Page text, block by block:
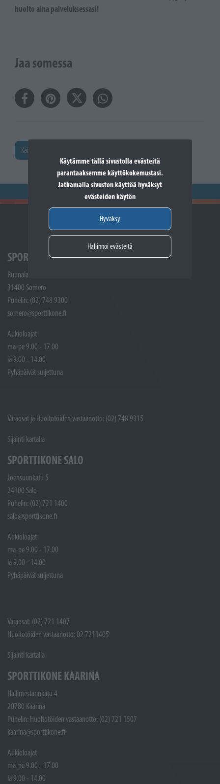
Käytämme tällä sivustolla evästeitä
parantaaksemme käyttökokemustasi.
Jatkamalla sivuston käyttöä hyväksyt
evästeiden käytön
Hyväksy
Hallinnoi evästeitä
huolto aina palveluksessasi!
Jaa somessa
Kaikki artikkelit
SPORTTIKONE SOMERO
Ruunalantie 5
31400 Somero
Puhelin: (02) 748 9300
somero@sporttikone.fi
Aukioloajat
ma-pe 9.00 - 17.00
la 9.00 - 14.00
Pyhäpäivät suljettuna
Varaosat ja Huoltotöiden vastaanotto: (02) 748 9315
Sijainti kartalla
SPORTTIKONE SALO
Joensuunkatu 5
24100 Salo
Puhelin: (02) 721 1400
salo@sporttikone.fi
Aukioloajat
ma-pe 9.00 - 17.00
la 9.00 - 14.00
Pyhäpäivät suljettuna
Varaosat: (02) 721 1407
Huoltotöiden vastaanotto: 02 7211405
Sijainti kartalla
SPORTTIKONE KAARINA
Hallimestarinkatu 4
20780 Kaarina
Puhelin: Huoltotöiden vastaanotto: (02) 721 1507
kaarina@sporttikone.fi
Aukioloajat
ma-pe 9.00 - 17.00
la 9.00 - 14.00